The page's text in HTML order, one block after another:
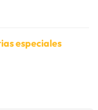
especiales